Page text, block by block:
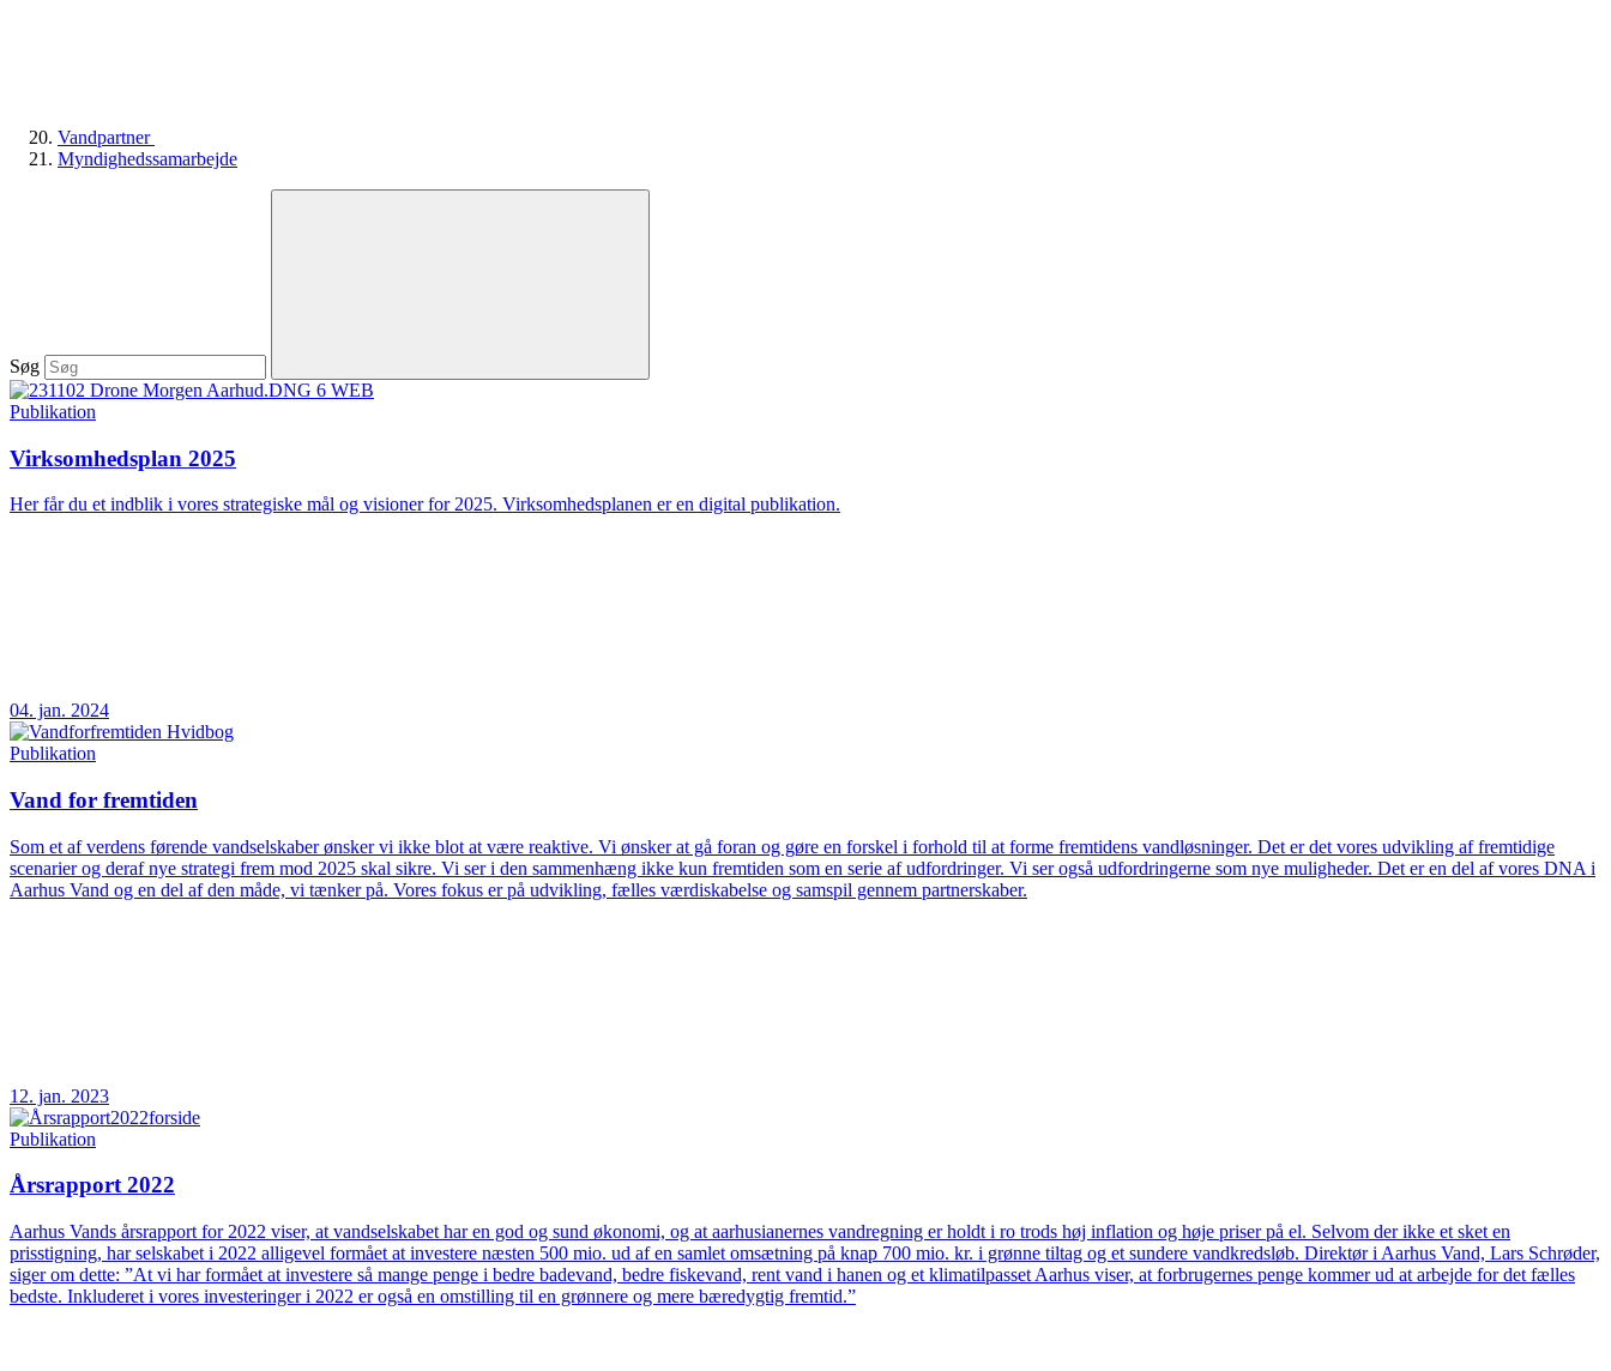
Vandpartner
Myndighedssamarbejde
Søg
Publikation
Virksomhedsplan 2025
Her får du et indblik i vores strategiske mål og visioner for 2025. Virksomhedsplanen er en digital publikation.
04. jan. 2024
Publikation
Vand for fremtiden
Som et af verdens førende vandselskaber ønsker vi ikke blot at være reaktive. Vi ønsker at gå foran og gøre en forskel i forhold til at forme fremtidens vandløsninger. Det er det vores udvikling af fremtidige
scenarier og deraf nye strategi frem mod 2025 skal sikre. Vi ser i den sammenhæng ikke kun fremtiden som en serie af udfordringer. Vi ser også udfordringerne som nye muligheder. Det er en del af vores DNA i
Aarhus Vand og en del af den måde, vi tænker på. Vores fokus er på udvikling, fælles værdiskabelse og samspil gennem partnerskaber.
12. jan. 2023
Publikation
Årsrapport 2022
Aarhus Vands årsrapport for 2022 viser, at vandselskabet har en god og sund økonomi, og at aarhusianernes vandregning er holdt i ro trods høj inflation og høje priser på el. Selvom der ikke et sket en
prisstigning, har selskabet i 2022 alligevel formået at investere næsten 500 mio. ud af en samlet omsætning på knap 700 mio. kr. i grønne tiltag og et sundere vandkredsløb. Direktør i Aarhus Vand, Lars Schrøder,
siger om dette: ”At vi har formået at investere så mange penge i bedre badevand, bedre fiskevand, rent vand i hanen og et klimatilpasset Aarhus viser, at forbrugernes penge kommer ud at arbejde for det fælles
bedste. Inkluderet i vores investeringer i 2022 er også en omstilling til en grønnere og mere bæredygtig fremtid.”